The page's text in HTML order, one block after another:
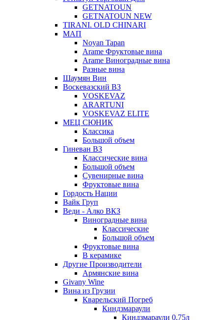
GETNATOUN
GETNATOUN NEW
TIRANI. OLD CHINARI
МАП
Noyan Tapan
Arame Фруктовые вина
Arame Виноградные вина
Разные вина
Шаумян Вин
Воскевазский ВЗ
VOSKEVAZ
ARARTUNI
VOSKEVAZ ELITE
МЕЦ СЮНИК
Классика
Большой объем
Гиневан ВЗ
Классические вина
Большой объем
Сувенирные вина
Фруктовые вина
Гордость Нации
Вайк Груп
Веди - Алко ВКЗ
Виноградные вина
Классические
Большой объем
Фруктовые вина
В керамике
Другие Производители
Армянские вина
Givany Wine
Вина из Грузии
Кварельский Погреб
Киндзмараули
Киндзмараули 0,75л